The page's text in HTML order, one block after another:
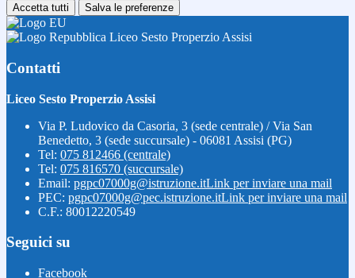
Accetta tutti Salva le preferenze
Liceo Sesto Properzio Assisi
Contatti
Liceo Sesto Properzio Assisi
Via P. Ludovico da Casoria, 3 (sede centrale) / Via San
Benedetto, 3 (sede succursale) - 06081 Assisi (PG)
Tel: 075 812466 (centrale)
Tel: 075 816570 (succursale)
Email: pgpc07000g@istruzione.itLink per inviare una mail
PEC: pgpc07000g@pec.istruzione.itLink per inviare una mail
C.F.: 80012220549
Seguici su
Facebook